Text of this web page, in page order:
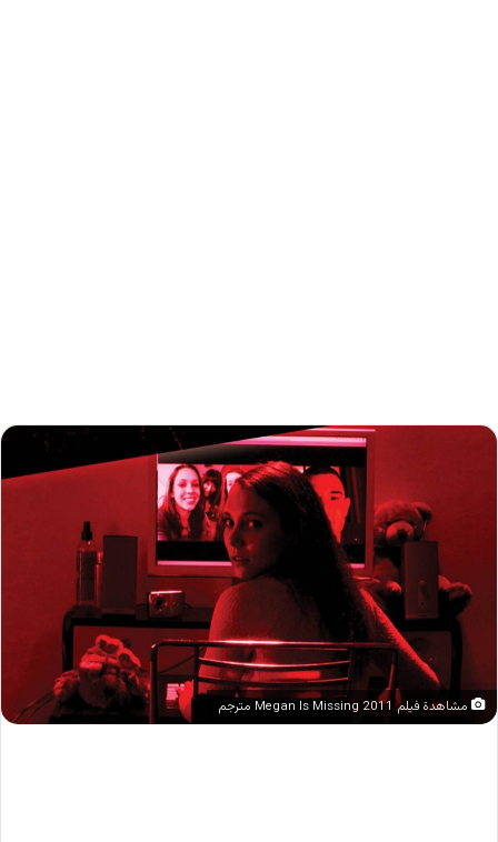
مشاهدة فيلم Megan Is Missing 2011 مترجم